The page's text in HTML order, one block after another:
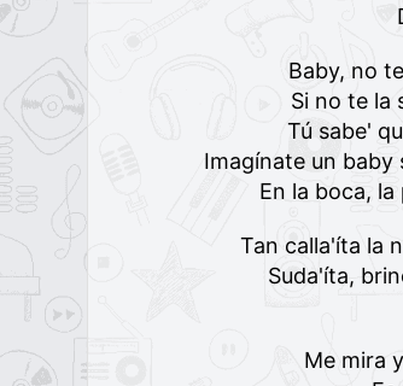
Baby, no
Si no te la
Tú sabe'
Imagínate un baby
En la boca,
Tan calla'íta la
Suda'íta,
Me mira